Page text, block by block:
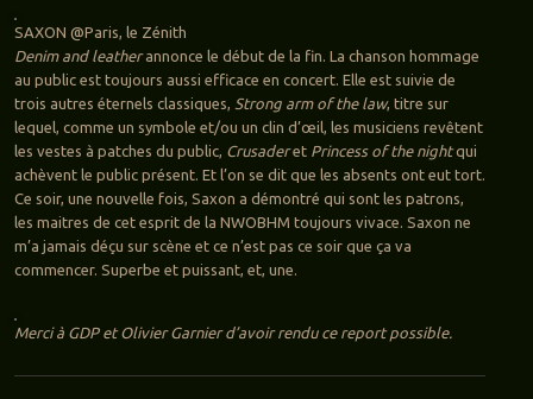
SAXON @Paris, le Zénith
Denim and leatherannonce le début de la fin. La chanson hommage
au public est toujours aussi efficace en concert. Elle est suivie de
trois autres éternels classiques, Strong arm of the law, titre sur
lequel, comme un symbole et/ou un clin d’œil, les musiciens revêtent
les vestes à patches du public, Crusaderet Princess of the nightqui
achèvent le public présent. Et l’on se dit que les absents ont eut tort.
Ce soir, une nouvelle fois, Saxon a démontré qui sont les patrons,
les maitres de cet esprit de la NWOBHM toujours vivace. Saxon ne
m’a jamais déçu sur scène et ce n’est pas ce soir que ça va
commencer. Superbe et puissant, et, une.
Merci à GDP et Olivier Garnier d’avoir rendu ce report possible.